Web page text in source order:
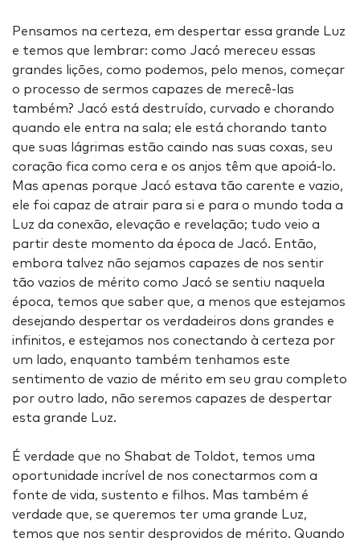
Pensamos na certeza, em despertar essa grande Luz
e temos que lembrar: como Jacó mereceu essas
grandes lições, como podemos, pelo menos, começar
o processo de sermos capazes de merecê-las
também? Jacó está destruído, curvado e chorando
quando ele entra na sala; ele está chorando tanto
que suas lágrimas estão caindo nas suas coxas, seu
coração fica como cera e os anjos têm que apoiá-lo.
Mas apenas porque Jacó estava tão carente e vazio,
ele foi capaz de atrair para si e para o mundo toda a
Luz da conexão, elevação e revelação; tudo veio a
partir deste momento da época de Jacó. Então,
embora talvez não sejamos capazes de nos sentir
tão vazios de mérito como Jacó se sentiu naquela
época, temos que saber que, a menos que estejamos
desejando despertar os verdadeiros dons grandes e
infinitos, e estejamos nos conectando à certeza por
um lado, enquanto também tenhamos este
sentimento de vazio de mérito em seu grau completo
por outro lado, não seremos capazes de despertar
esta grande Luz.
É verdade que no Shabat de Toldot, temos uma
oportunidade incrível de nos conectarmos com a
fonte de vida, sustento e filhos. Mas também é
verdade que, se queremos ter uma grande Luz,
temos que nos sentir desprovidos de mérito. Quando